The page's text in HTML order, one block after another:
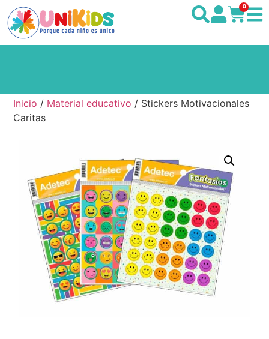
0
Inicio / Material educativo / Stickers Motivacionales
Caritas